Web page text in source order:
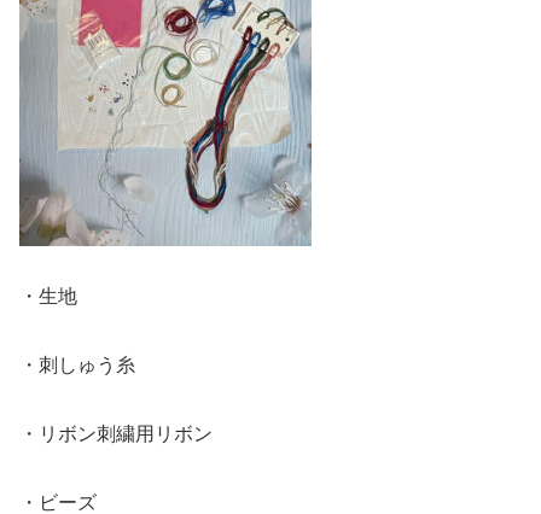
・生地
・刺しゅう糸
・リボン刺繍用リボン
・ビーズ